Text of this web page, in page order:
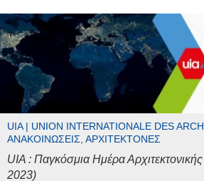
UIA | UNION INTERNATIONALE DES
ΑΝΑΚΟΙΝΏΣΕΙΣ, ΑΡΧΙΤΈΚΤΟΝΕΣ
UIA : Παγκόσμια Ημέρα
2023)